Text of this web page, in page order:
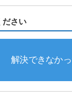
ださい
解決できなか